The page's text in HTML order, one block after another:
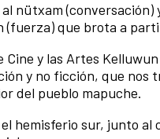
nütxam
(fuerza) que brota a
y las Artes
y no ficción, que nos
del pueblo mapuche.
hemisferio sur, junto al